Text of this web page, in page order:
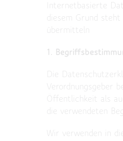
Internetbasierte
diesem Grund
übermitteln
1.
Die
Verordnungsgeber
Öffentlichkeit als
die verwendeten
Wir verwenden in